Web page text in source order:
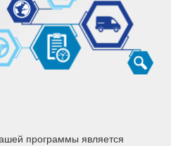
программы является